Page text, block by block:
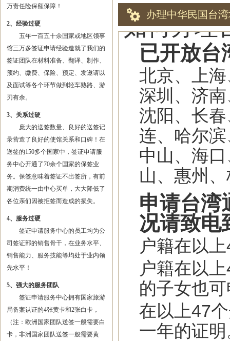
万责任险保额保障！
2、经验过硬
五年一百五十余国家或地区领事
馆三万多签证申请经验造就了我们的
签证团队在材料准备、翻译、制作、
预约、缴费、保险、预定、发邀请以
及面试等各个环节做到轻车熟路、游
刃有余。
3、关系过硬
庞大的送签数量、良好的送签记
录营造了良好的使馆关系和口碑！在
送签的150多个国家中，签证申请服
务中心开通了70余个国家的保签业
务。保签意味着签证不出签所，有前
期消费统一由中心买单，大大降低了
各位亲们因被拒签而造成的损失。
4、服务过硬
签证申请服务中心的员工均为公
司签证部的销售骨干，在业务水平、
销售能力、服务技能等均处于业内领
先水平！
5、强大的服务团队
签证申请服务中心拥有国家旅游
局备案认证的4张黄卡和2张白卡，
（注：欧洲国家团队送签一般需要白
卡，非洲国家团队送签一般需要黄
办理中华民国台
如何办理
已开放台
北京、上
深圳、济
沈阳、长
连、哈尔
中山、海
山、惠州
申请台湾
况请致电
户籍在以
户籍在以
的子女也
在以上47
一年的证